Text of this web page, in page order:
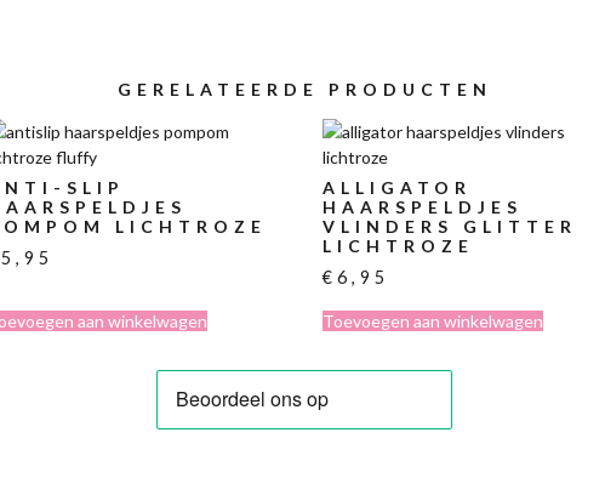
GERELATEERDE PRODUCTEN
SLIP
LICHTROZE
5,95
aan winkelwagen
ALLIGATOR
HAARSPELDJES
VLINDERS GLITTER
LICHTROZE
€ 6,95
Toevoegen aan winkelwagen